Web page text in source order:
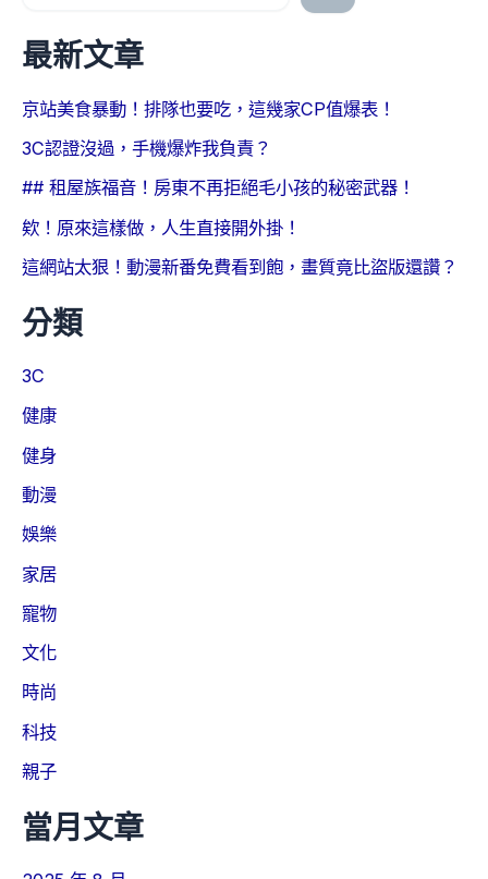
最新文章
京站美食暴動！排隊也要吃，這幾家CP值爆表！
3C認證沒過，手機爆炸我負責？
## 租屋族福音！房東不再拒絕毛小孩的秘密武器！
欸！原來這樣做，人生直接開外掛！
這網站太狠！動漫新番免費看到飽，畫質竟比盜版還讚？
分類
3C
健康
健身
動漫
娛樂
家居
寵物
文化
時尚
科技
親子
當月文章